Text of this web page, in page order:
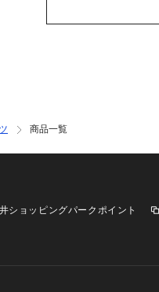
商品一覧
ショッピングパークポイント